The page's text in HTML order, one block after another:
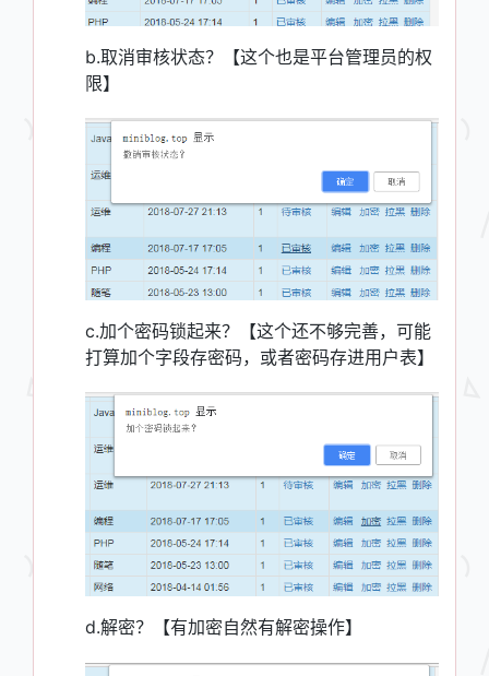
b.取消审核状态？【这个也是平台管理员的权
限】
c.加个密码锁起来？【这个还不够完善，可能
打算加个字段存密码，或者密码存进用户表】
d.解密？【有加密自然有解密操作】